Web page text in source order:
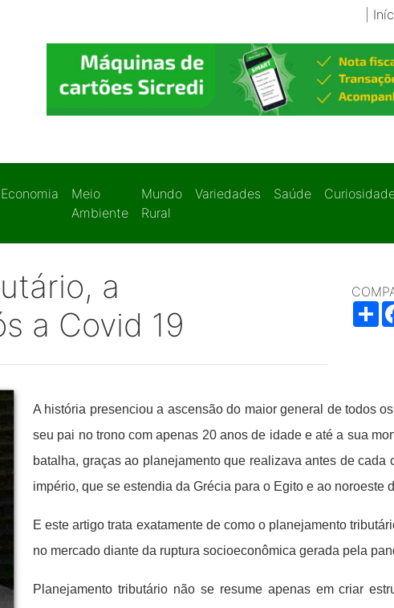
Economia
Meio
Ambiente
Mundo
Rural
Variedades Saúde
a
a Covid 19
A história presenciou a ascensão do maior general de todos
seu pai no trono com apenas 20 anos de idade e até a sua
batalha, graças ao planejamento que realizava antes de cada
império, que se estendia da Grécia para o Egito e ao noroeste
E este artigo trata exatamente de como o planejamento
no mercado diante da ruptura socioeconômica gerada pela
Planejamento tributário não se resume apenas em criar